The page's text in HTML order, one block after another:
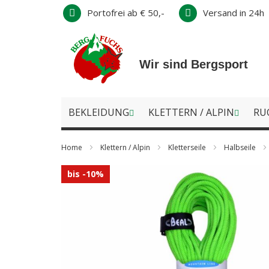
Direkt
Inhalt
Portofrei ab € 50,- Versand in 24h
Wir sind Bergsport
BEKLEIDUNG KLETTERN / ALPIN
Home Klettern / Alpin Kletterseile Halbseile
Zum
Ende
bis -10%